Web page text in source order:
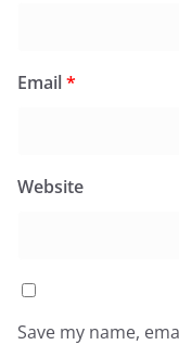
Email*
Website
Save my name,